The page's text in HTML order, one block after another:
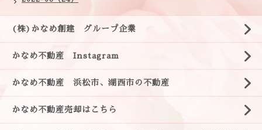
(株)かなめ創建 グループ企業
かなめ不動産 Instagram
かなめ不動産 浜松市、湖西市の不動産
かなめ不動産売却はこちら